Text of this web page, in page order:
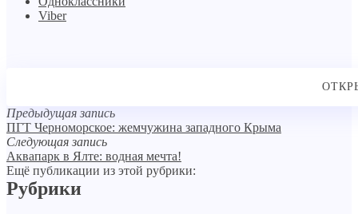
Viber
Предыдущая запись
ПГТ Черноморское: жемчужина западного Крыма
Следующая запись
Аквапарк в Ялте: водная мечта!
Ещё публикации из этой рубрики:
Рубрики